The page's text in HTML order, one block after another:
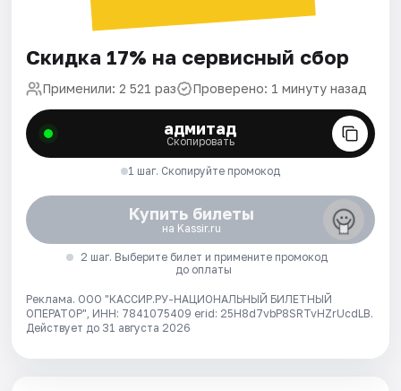
Скидка 17% на сервисный сбор
Применили: 2 521 раз Проверено: 1 минуту назад
адмитад
Скопировать
1 шаг. Скопируйте промокод
Купить билеты
на Kassir.ru
2 шаг. Выберите билет и примените промокод
до оплаты
Реклама. ООО "КАССИР.РУ-НАЦИОНАЛЬНЫЙ БИЛЕТНЫЙ
ОПЕРАТОР", ИНН: 7841075409 erid: 25H8d7vbP8SRTvHZrUcdLB.
Действует до 31 августа 2026